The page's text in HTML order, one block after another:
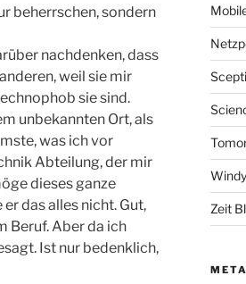
beherrschen, sondern
nachdenken, dass
weil sie mir
sie sind.
unbekannten Ort, als
was ich vor
Abteilung, der mir
dieses ganze
das alles nicht. Gut,
Beruf. Aber da ich
Ist nur bedenklich,
Windy
Zeit
META